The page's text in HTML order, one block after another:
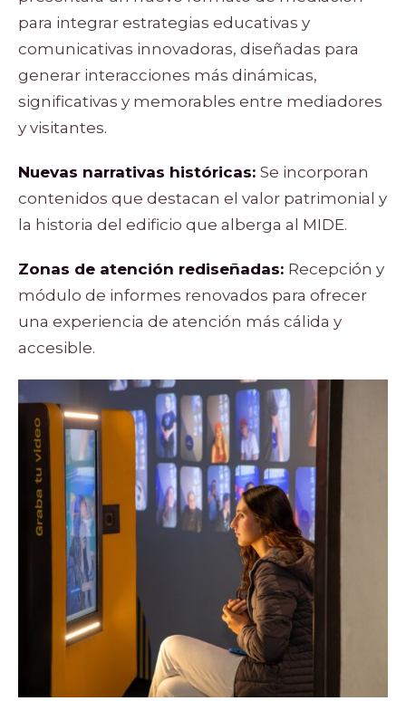
para integrar estrategias educativas y
comunicativas innovadoras, diseñadas para
generar interacciones más dinámicas,
significativas y memorables entre mediadores
y visitantes.
Nuevas narrativas históricas: Se incorporan
contenidos que destacan el valor patrimonial y
la historia del edificio que alberga al MIDE.
Zonas de atención rediseñadas: Recepción y
módulo de informes renovados para ofrecer
una experiencia de atención más cálida y
accesible.